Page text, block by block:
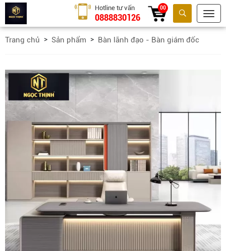
Tìm kiếm
Hotline tư vấn
0888830126
00
Trang chủ Sản phẩm Bàn lãnh đạo - Bàn giám đốc